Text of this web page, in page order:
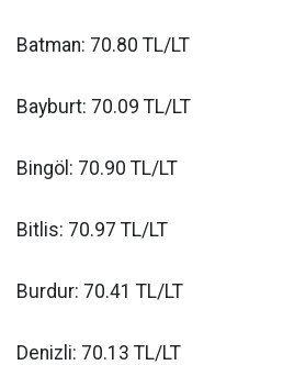
Batman: 70.80 TL/LT
Bayburt: 70.09 TL/LT
Bingöl: 70.90 TL/LT
Bitlis: 70.97 TL/LT
Burdur: 70.41 TL/LT
Denizli: 70.13 TL/LT